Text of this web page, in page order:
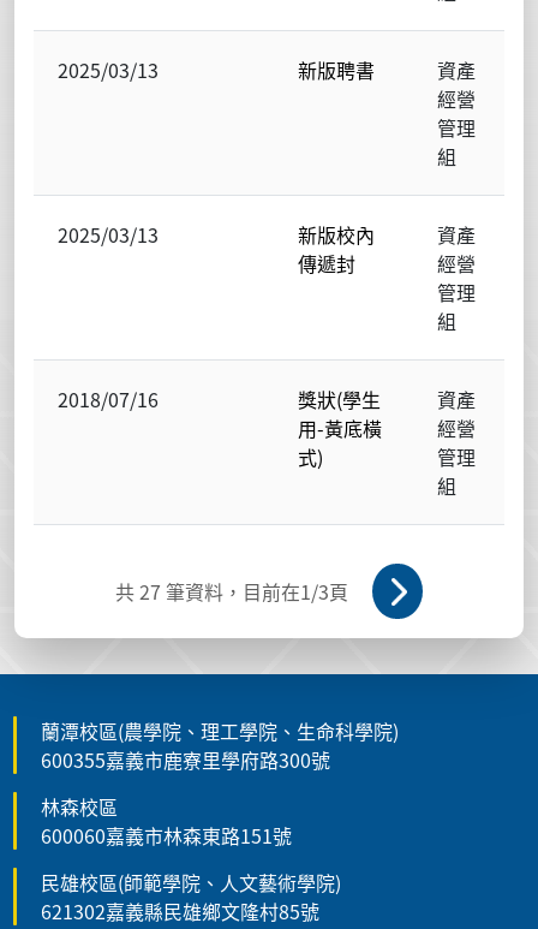
2025/03/13 新版聘書
資產
經營
管理
組
2025/03/13
新版校內
傳遞封
資產
經營
管理
組
2018/07/16
獎狀(學生
用-黃底橫
式)
資產
經營
管理
組
共27 筆資料，目前在1/3頁
蘭潭校區(農學院、理工學院、生命科學院)
600355嘉義市鹿寮里學府路300號
林森校區
600060嘉義市林森東路151號
民雄校區(師範學院、人文藝術學院)
621302嘉義縣民雄鄉文隆村85號